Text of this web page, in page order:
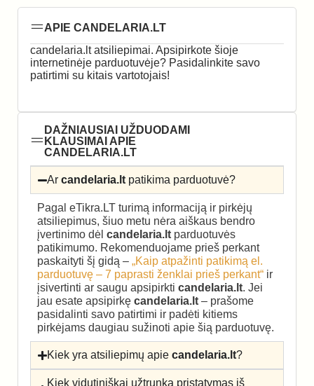
APIE CANDELARIA.LT
candelaria.lt atsiliepimai. Apsipirkote šioje
internetinėje parduotuvėje? Pasidalinkite savo
patirtimi su kitais vartotojais!
DAŽNIAUSIAI UŽDUODAMI
KLAUSIMAI APIE
CANDELARIA.LT
Arcandelaria.lt patikima parduotuvė?
Pagal eTikra.LT turimą informaciją ir pirkėjų
atsiliepimus, šiuo metu nėra aiškaus bendro
įvertinimo dėl candelaria.lt parduotuvės
patikimumo. Rekomenduojame prieš perkant
paskaityti šį gidą – „Kaip atpažinti patikimą el.
parduotuvę – 7 paprasti ženklai prieš perkant“ ir
įsivertinti ar saugu apsipirkti candelaria.lt. Jei
jau esate apsipirkę candelaria.lt – prašome
pasidalinti savo patirtimi ir padėti kitiems
pirkėjams daugiau sužinoti apie šią parduotuvę.
Kiek yra atsiliepimų apiecandelaria.lt?
Kiek vidutiniškai užtrunka pristatymas iš